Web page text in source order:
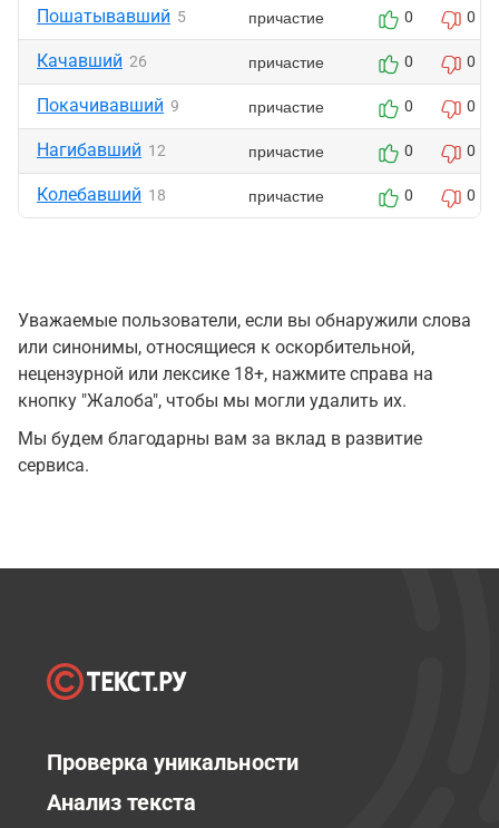
Пошатывавший 5 причастие 0 0
Качавший 26 причастие 0 0
Покачивавший 9 причастие 0 0
Нагибавший 12 причастие 0 0
Колебавший 18 причастие 0 0
Уважаемые пользователи, если вы обнаружили слова
или синонимы, относящиеся к оскорбительной,
нецензурной или лексике 18+, нажмите справа на
кнопку "Жалоба", чтобы мы могли удалить их.
Мы будем благодарны вам за вклад в развитие
сервиса.
Проверка уникальности
Анализ текста